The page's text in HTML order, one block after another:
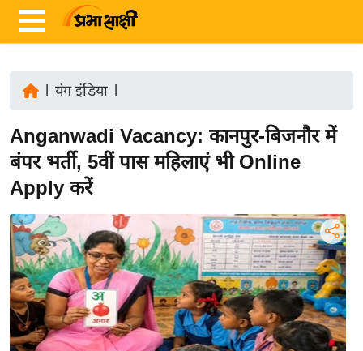
ज़ा
ख
ब
र
रा
ष्ट्री
य
अं
त
र्रा
यंग इंडिया
Anganwadi Vacancy: कानपुर-बिजनौर में
बंपर भर्ती, 5वीं पास महिलाएं भी Online
Apply करें